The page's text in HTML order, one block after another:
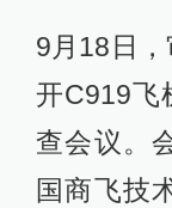
9月18日
开C919飞
查会议。
国商飞技